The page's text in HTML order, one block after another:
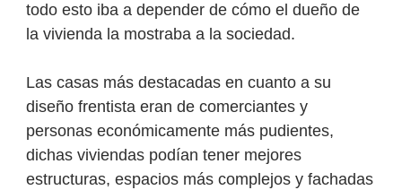
todo esto iba a depender de cómo el dueño de
la vivienda la mostraba a la sociedad.
Las casas más destacadas en cuanto a su
diseño frentista eran de comerciantes y
personas económicamente más pudientes,
dichas viviendas podían tener mejores
estructuras, espacios más complejos y fachadas